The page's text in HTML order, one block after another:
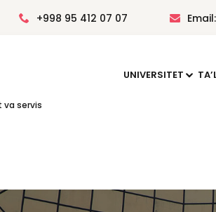
+998 95 412 07 07
servis
UNIVERSITET